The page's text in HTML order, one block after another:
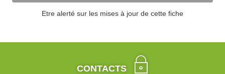
Etre alerté sur les mises à jour de cette fiche
CONTACTS